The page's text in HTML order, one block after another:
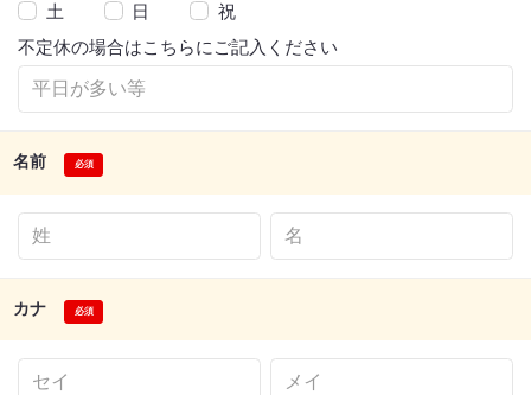
土
日
祝
不定休の場合はこちらにご記入ください
名前
カナ